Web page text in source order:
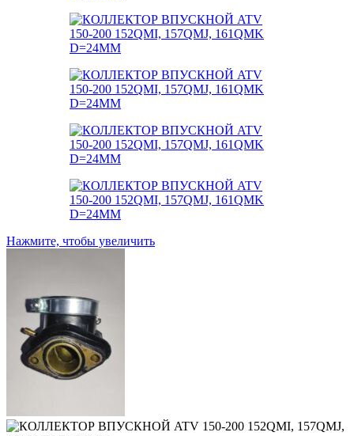
Нажмите, чтобы увеличить